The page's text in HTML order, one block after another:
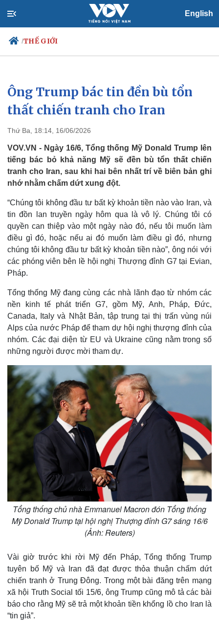
English
/THẾ GIỚI
Chính trị
Đảng
Tổ chức nhân sự
Nhận diện sự thật
Xã hội
Tin 24h
Dự báo thời tiết
Việc làm
Biển đảo
Ông Trump bác tin đền bù tổn
thất chiến tranh cho Iran
Thứ Ba, 18:14, 16/06/2026
VOV.VN - Ngày 16/6, Tổng thống Mỹ Donald Trump lên
tiếng bác bỏ khả năng Mỹ sẽ đền bù tổn thất chiến
tranh cho Iran, sau khi hai bên nhất trí về biên bản ghi
nhớ nhằm chấm dứt xung đột.
“Chúng tôi không đầu tư bất kỳ khoản tiền nào vào Iran, và
tin đồn lan truyền ngày hôm qua là vô lý. Chúng tôi có
quyền can thiệp vào một ngày nào đó, nếu tôi muốn làm
điều gì đó, hoặc nếu ai đó muốn làm điều gì đó, nhưng
chúng tôi không đầu tư bất kỳ khoản tiền nào”, ông nói với
các phóng viên bên lề hội nghị Thượng đỉnh G7 tại Evian,
Pháp.
Tổng thống Mỹ đang cùng các nhà lãnh đạo từ nhóm các
nền kinh tế phát triển G7, gồm Mỹ, Anh, Pháp, Đức,
Canada, Italy và Nhật Bản, tập trung tại thị trấn vùng núi
Alps của nước Pháp để tham dự hội nghị thượng đỉnh của
nhóm. Các đại diện từ EU và Ukraine cũng nằm trong số
những người được mời tham dự.
Tổng thống chủ nhà Emmanuel Macron đón Tổng thống
Mỹ Donald Trump tại hội nghị Thượng đỉnh G7 sáng 16/6
(Ảnh: Reuters)
Vài giờ trước khi rời Mỹ đến Pháp, Tổng thống Trump
tuyên bố Mỹ và Iran đã đạt được thỏa thuận chấm dứt
chiến tranh ở Trung Đông. Trong một bài đăng trên mạng
xã hội Truth Social tối 15/6, ông Trump cũng mô tả các bài
báo cho rằng Mỹ sẽ trả một khoản tiền khổng lồ cho Iran là
“tin giả”.